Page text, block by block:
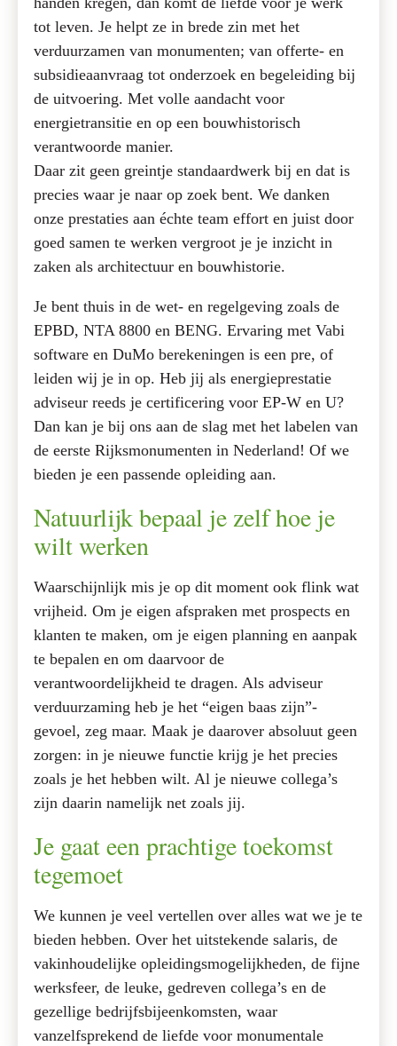
tot leven. Je helpt ze in brede zin met het
verduurzamen van monumenten; van offerte- en
subsidieaanvraag tot onderzoek en begeleiding bij
de uitvoering. Met volle aandacht voor
energietransitie en op een bouwhistorisch
verantwoorde manier.
Daar zit geen greintje standaardwerk bij en dat is
precies waar je naar op zoek bent. We danken
onze prestaties aan échte team effort en juist door
goed samen te werken vergroot je je inzicht in
zaken als architectuur en bouwhistorie.
Je bent thuis in de wet- en regelgeving zoals de
EPBD, NTA 8800 en BENG. Ervaring met Vabi
software en DuMo berekeningen is een pre, of
leiden wij je in op. Heb jij als energieprestatie
adviseur reeds je certificering voor EP-W en U?
Dan kan je bij ons aan de slag met het labelen van
de eerste Rijksmonumenten in Nederland! Of we
bieden je een passende opleiding aan.
Natuurlijk bepaal je zelf hoe je
wilt werken
Waarschijnlijk mis je op dit moment ook flink wat
vrijheid. Om je eigen afspraken met prospects en
klanten te maken, om je eigen planning en aanpak
te bepalen en om daarvoor de
verantwoordelijkheid te dragen. Als adviseur
verduurzaming heb je het “eigen baas zijn”-
gevoel, zeg maar. Maak je daarover absoluut geen
zorgen: in je nieuwe functie krijg je het precies
zoals je het hebben wilt. Al je nieuwe collega’s
zijn daarin namelijk net zoals jij.
Je gaat een prachtige toekomst
tegemoet
We kunnen je veel vertellen over alles wat we je te
bieden hebben. Over het uitstekende salaris, de
vakinhoudelijke opleidingsmogelijkheden, de fijne
werksfeer, de leuke, gedreven collega’s en de
gezellige bedrijfsbijeenkomsten, waar
vanzelfsprekend de liefde voor monumentale